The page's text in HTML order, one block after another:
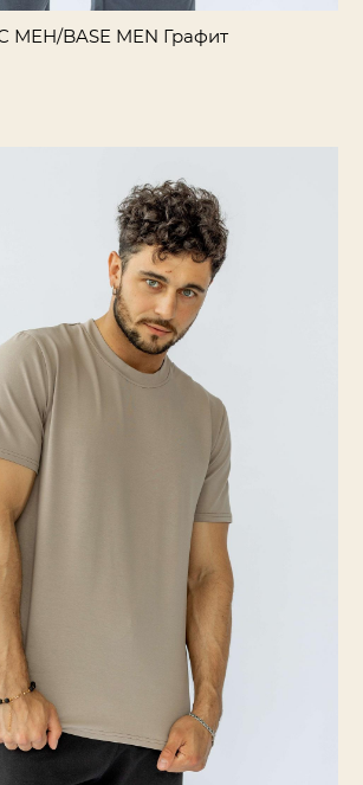
МЕН/BASE MEN Графит